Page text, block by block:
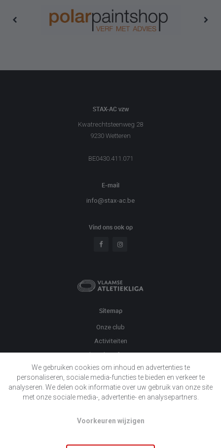
We gebruiken cookies om inhoud en advertenties te
personaliseren, sociale media-functies te bieden en verkeer te
analyseren. We delen ook informatie over uw gebruik van onze site
met onze sociale media-, advertentie- en analysepartners.
Voorkeuren wijzigen
STAX-AC vzw
Kwatrechtsteenweg 28
9230 Wetteren
BE0430.411.071
E-mail
info@stax-ac.be
Vind ons ook op
Sitemap
Onze club
Activiteiten
Praktische informatie
Evenementen
Nieuws
Contact